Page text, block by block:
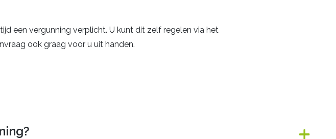
een vergunning verplicht. U kunt dit zelf regelen via het
ook graag voor u uit handen.